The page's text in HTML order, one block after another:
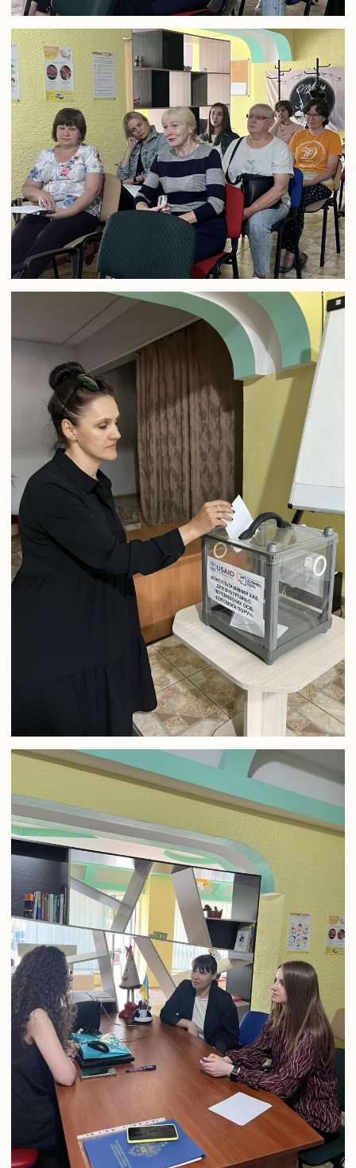
Випускники університету
Інформація для оприлюднення
Бібліотека
Корисна інформація
Контакти